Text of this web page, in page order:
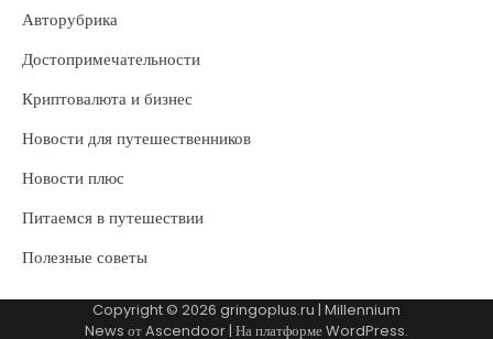
Авторубрика
Достопримечательности
Криптовалюта и бизнес
Новости для путешественников
Новости плюс
Питаемся в путешествии
Полезные советы
Copyright © 2026 gringoplus.ru | Millennium
News отAscendoor | На платформеWordPress.